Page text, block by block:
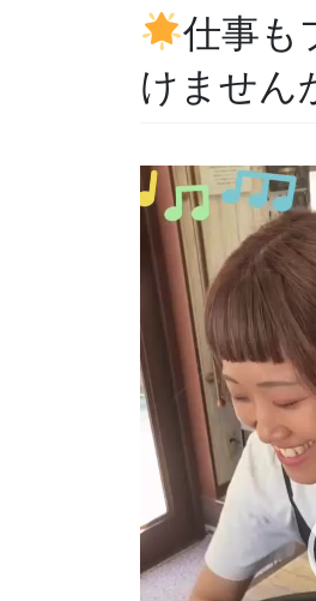
仕事も
けません
動
画
ー